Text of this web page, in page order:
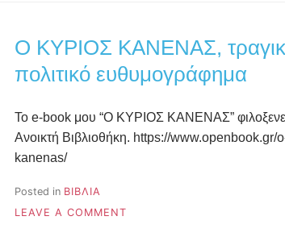
Ο ΚΥΡΙΟΣ ΚΑΝΕΝΑΣ,
πολιτικό ευθυμογράφημα
Το e-book μου “Ο ΚΥΡΙΟΣ ΚΑΝΕΝΑΣ”
Ανοικτή Βιβλιοθήκη. https://www.openbook.gr/
kanenas/
Posted in ΒΙΒΛΙΑ
LEAVE A COMMENT